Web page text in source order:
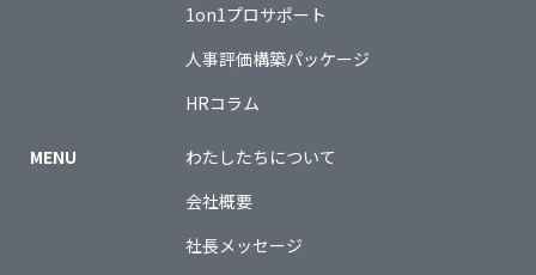
1on1プロサポート
人事評価構築パッケージ
HRコラム
MENU
わたしたちについて
会社概要
社長メッセージ